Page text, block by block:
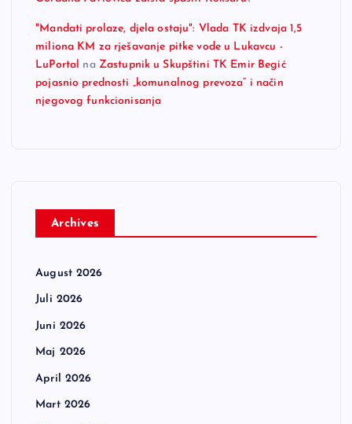
"Mandati prolaze, djela ostaju": Vlada TK izdvaja 1,5
miliona KM za rješavanje pitke vode u Lukavcu -
LuPortal na Zastupnik u Skupštini TK Emir Begić
pojasnio prednosti „komunalnog prevoza“ i način
njegovog funkcionisanja
Archives
August 2026
Juli 2026
Juni 2026
Maj 2026
April 2026
Mart 2026